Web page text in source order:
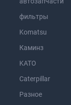
фильтры
Komatsu
Каминз
KATO
Caterpillar
Разное